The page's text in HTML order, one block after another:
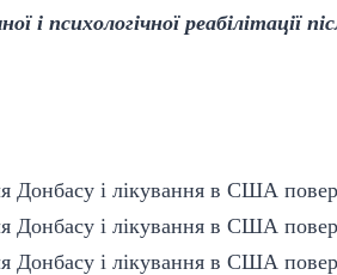
і психологічної реабілітації